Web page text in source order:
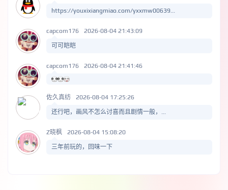
https://youxixiangmiao.com/yxxmw00639...
capcom176 2026-08-04 21:43:09
可可皑皑
capcom176 2026-08-04 21:41:46
佐久真纺 2026-08-04 17:25:26
还行吧，画风不怎么讨喜而且剧情一般，...
Z晓枫 2026-08-04 15:08:20
三年前玩的，回味一下